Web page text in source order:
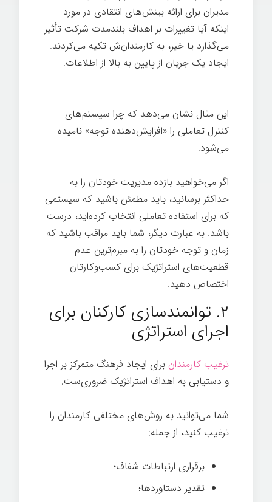
مدیران برای ارائه بینش‌های انتقادی در مورد
اینکه آیا تغییرات بر اهداف بلندمدت شرکت تأثیر
می‌گذارد یا خیر، به کارمندان‌ش تکیه می‌کردند.
ایجاد یک جریان از پایین به بالا از اطلاعات.
این مثال نشان می‌دهد که چرا سیستم‌های
کنترل تعاملی را «افزایش‌دهنده توجه» نامیده
می‌شود.
اگر می‌خواهید بازده مدیریت خودتان را به
حداکثر برسانید، باید مطمئن باشید که سیستمی
که برای استفاده تعاملی انتخاب کرده‌اید، درست
باشد. به عبارت دیگر، شما باید مراقب باشید که
زمان و توجه خودتان را به مبرم‌ترین عدم
قطعیت‌های استراتژیک برای کسب‌وکارتان
اختصاص دهید.
۲. توانمندسازی کارکنان برای
اجرای استراتژی
ترغیب کارمندان برای ایجاد فرهنگ متمرکز بر اجرا
و دستیابی به اهداف استراتژیک ضروری‌ست.
شما می‌توانید به روش‌های مختلفی کارمندان را
ترغیب کنید، از جمله:
برقراری ارتباطات شفاف؛
تقدیر دستاوردها؛